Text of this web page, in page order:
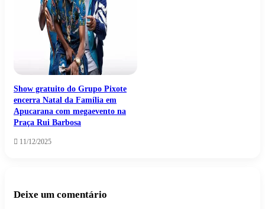
Show gratuito do Grupo Pixote
encerra Natal da Família em
Apucarana com megaevento na
Praça Rui Barbosa
11/12/2025
Deixe um comentário